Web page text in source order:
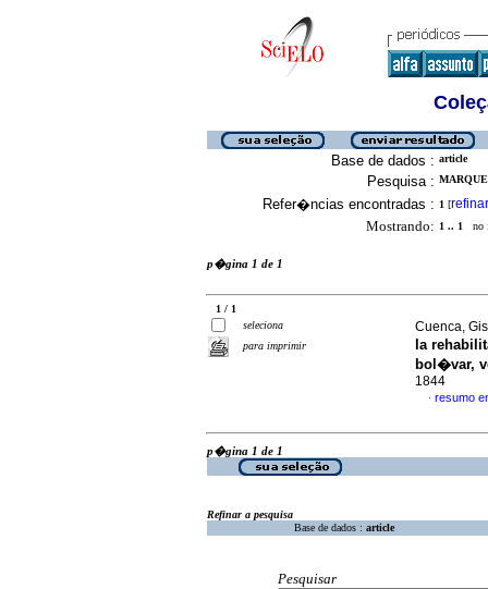
Base de dados : article
Pesquisa :
Refer�ncias encontradas : 1 [refinar
Mostrando: 1 .. 1 no
p�gina 1 de 1
1 / 1
seleciona
para imprimir
Cuenca,
la
bol�var,
1844
· resumo
p�gina 1 de 1
Refinar a pesquisa
Base de dados : article
Pesquisar